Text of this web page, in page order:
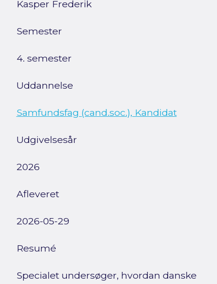
Kasper Frederik
Semester
4. semester
Uddannelse
Samfundsfag (cand.soc.), Kandidat
Udgivelsesår
2026
Afleveret
2026-05-29
Resumé
Specialet undersøger, hvordan danske